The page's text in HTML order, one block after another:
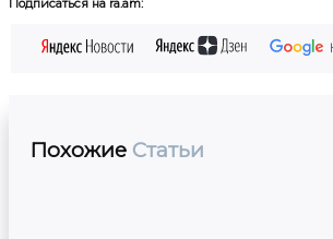
Похожие Статьи